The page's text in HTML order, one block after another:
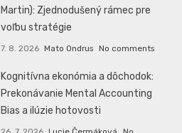
Martin): Zjednodušený rámec pre
voľbu stratégie
7. 8. 2026 Mato Ondrus No comments
Kognitívna ekonómia a dôchodok:
Prekonávanie Mental Accounting
Bias a ilúzie hotovosti